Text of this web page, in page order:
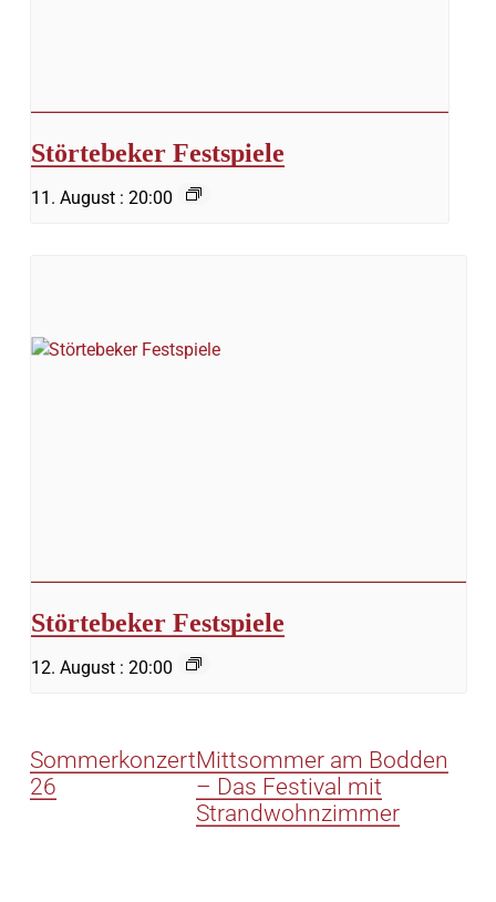
Störtebeker Festspiele
11. August : 20:00
Störtebeker Festspiele
12. August : 20:00
Sommerkonzert
26
Mittsommer am Bodden
– Das Festival mit
Strandwohnzimmer